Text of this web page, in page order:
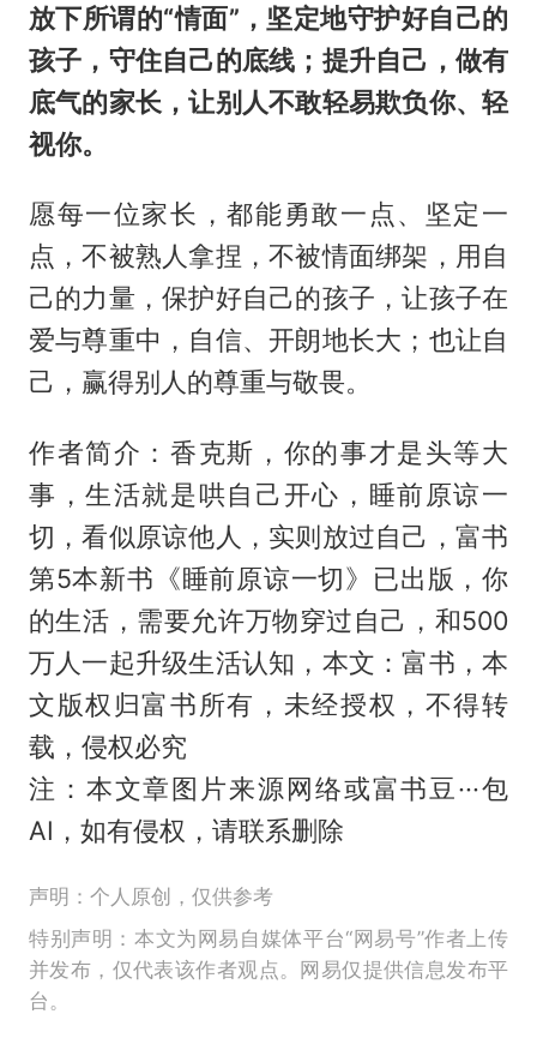
放下所谓的“情面”，坚定地守护好自己的
孩子，守住自己的底线；提升自己，做有
底气的家长，让别人不敢轻易欺负你、轻
视你。
愿每一位家长，都能勇敢一点、坚定一
点，不被熟人拿捏，不被情面绑架，用自
己的力量，保护好自己的孩子，让孩子在
爱与尊重中，自信、开朗地长大；也让自
己，赢得别人的尊重与敬畏。
作者简介：香克斯，你的事才是头等大
事，生活就是哄自己开心，睡前原谅一
切，看似原谅他人，实则放过自己，富书
第5本新书《睡前原谅一切》已出版，你
的生活，需要允许万物穿过自己，和500
万人一起升级生活认知，本文：富书，本
文版权归富书所有，未经授权，不得转
载，侵权必究
注：本文章图片来源网络或富书豆···包
AI，如有侵权，请联系删除
声明：个人原创，仅供参考
特别声明：本文为网易自媒体平台“网易号”作者上传
并发布，仅代表该作者观点。网易仅提供信息发布平
台。